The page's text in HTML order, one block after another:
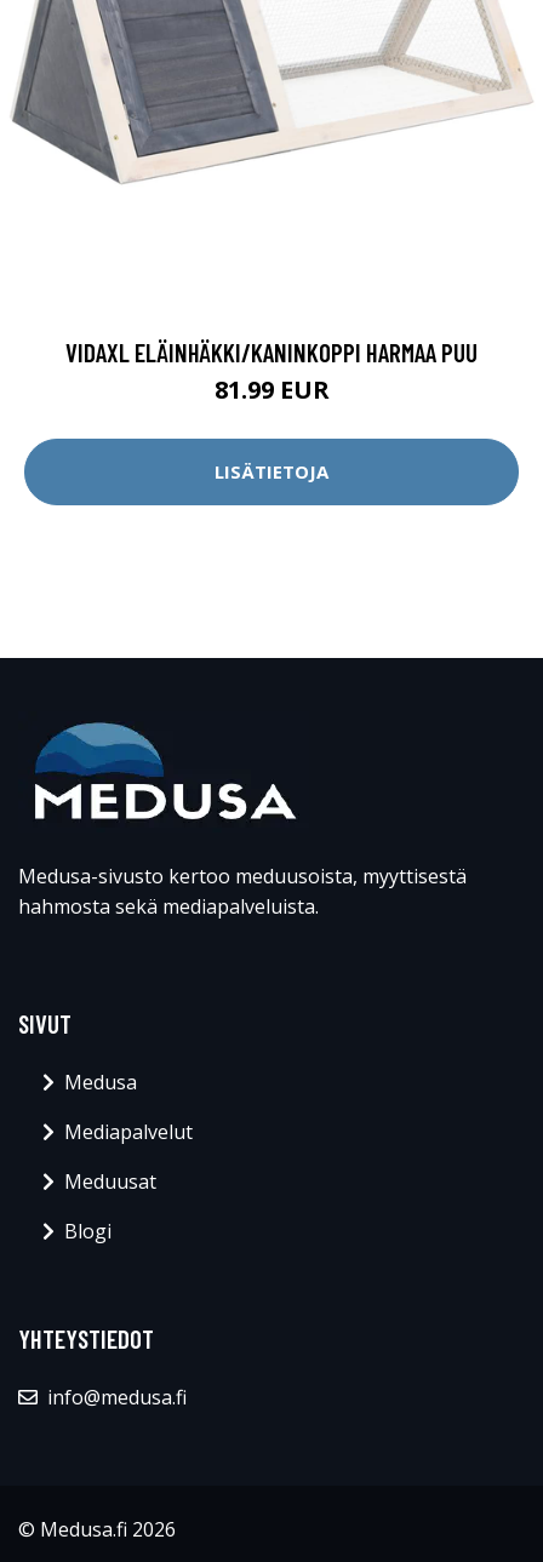
VIDAXL ELÄINHÄKKI/KANINKOPPI HARMAA PUU
81.99 EUR
LISÄTIETOJA
Medusa-sivusto kertoo meduusoista, myyttisestä
hahmosta sekä mediapalveluista.
SIVUT
Medusa
Mediapalvelut
Meduusat
Blogi
YHTEYSTIEDOT
info@medusa.fi
© Medusa.fi 2026